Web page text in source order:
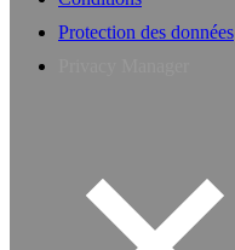
Protection des données